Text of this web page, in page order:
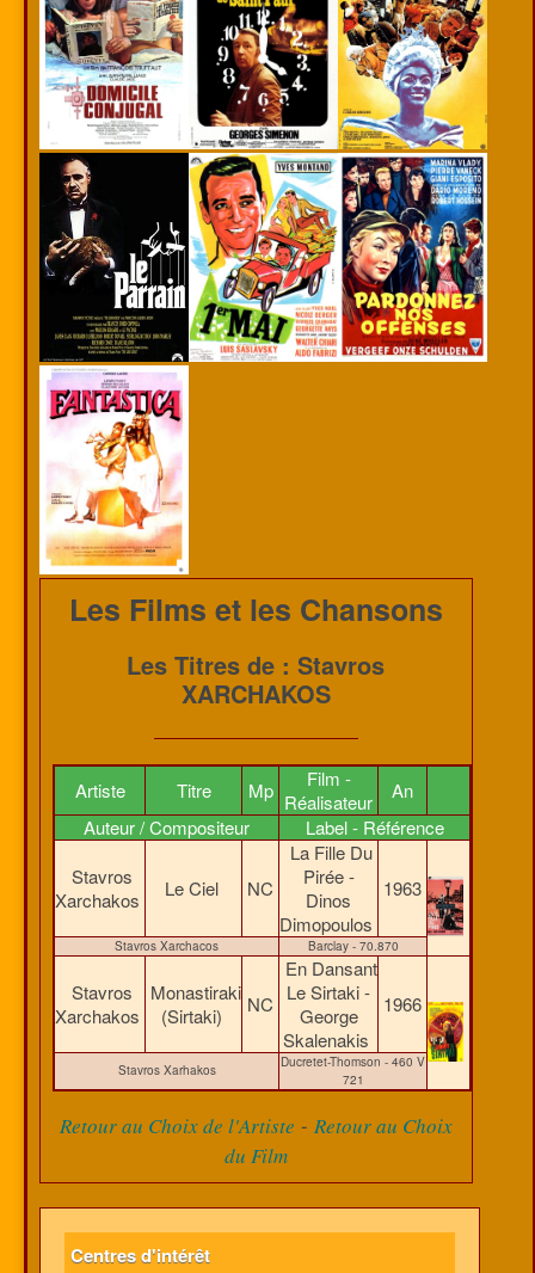
Les Films et les Chansons
Les Titres de : Stavros
XARCHAKOS
Artiste Titre Mp
Film -
Réalisateur
An
Auteur / Compositeur
Label - Référence
Stavros
Xarchakos
Le Ciel NC
La Fille Du
Pirée -
Dinos
Dimopoulos
1963
Stavros Xarchacos Barclay - 70.870
Stavros
Xarchakos
Monastiraki
(Sirtaki)
NC
En Dansant
Le Sirtaki -
George
Skalenakis
1966
Stavros Xarhakos
Ducretet-Thomson - 460 V
721
Retour au Choix de l'Artiste - Retour au Choix
du Film
Centres d'intérêt